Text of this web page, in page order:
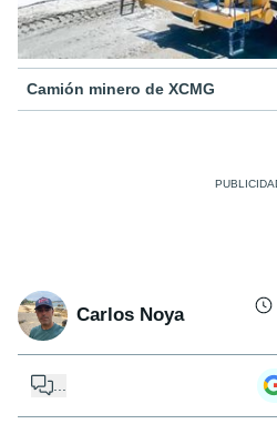
Camión minero de XCMG
Carlos Noya